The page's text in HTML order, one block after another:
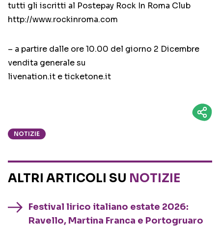
tutti gli iscritti al Postepay Rock In Roma Club
http://www.rockinroma.com
– a partire dalle ore 10.00 del giorno 2 Dicembre
vendita generale su
livenation.it e ticketone.it
NOTIZIE
ALTRI ARTICOLI SU NOTIZIE
Festival lirico italiano estate 2026:
Ravello, Martina Franca e Portogruaro